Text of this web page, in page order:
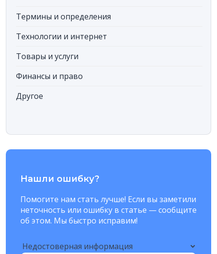
Термины и определения
Технологии и интернет
Товары и услуги
Финансы и право
Другое
Нашли ошибку?
Помогите нам стать лучше! Если вы заметили
неточность или ошибку в статье — сообщите
об этом. Мы быстро исправим!